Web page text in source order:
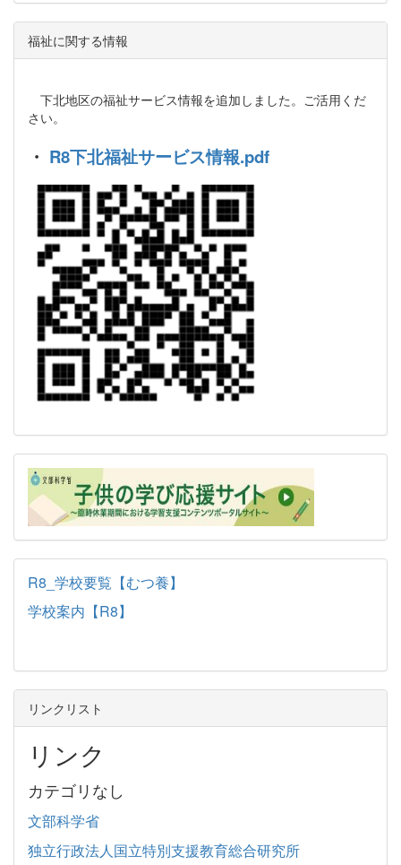
福祉に関する情報
下北地区の福祉サービス情報を追加しました。ご活用くだ
さい。
・ R8下北福祉サービス情報.pdf
R8_学校要覧【むつ養】
学校案内【R8】
リンクリスト
リンク
カテゴリなし
文部科学省
独立行政法人国立特別支援教育総合研究所